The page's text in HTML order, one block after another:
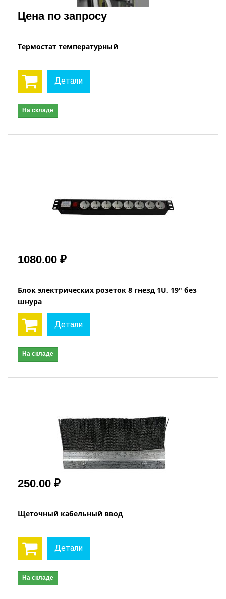
Цена по запросу
Термостат температурный
Детали
На складе
1080.00 ₽
Блок электрических розеток 8 гнезд 1U, 19" без
шнура
Детали
На складе
250.00 ₽
Щеточный кабельный ввод
Детали
На складе